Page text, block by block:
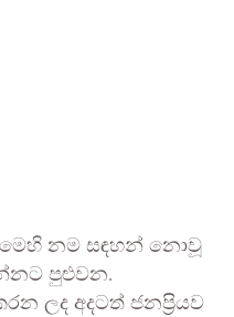
මෙහි නම සඳහන් නොවූ
පුළුවන.
ලද අදටත් ජනප්‍රියව